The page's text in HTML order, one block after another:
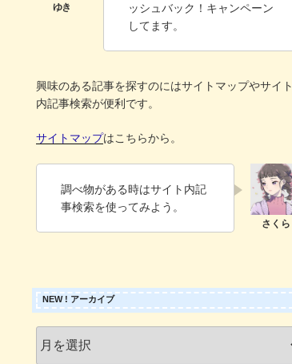
ッシュバック！キャンペーン
してます。
興味のある記事を探すのにはサイトマップやサイト
内記事検索が便利です。
サイトマップはこちらから。
調べ物がある時はサイト内記
事検索を使ってみよう。
NEW ! アーカイブ